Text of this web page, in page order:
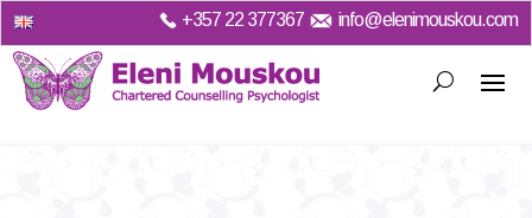
+357 22 377367 info@elenimouskou.com